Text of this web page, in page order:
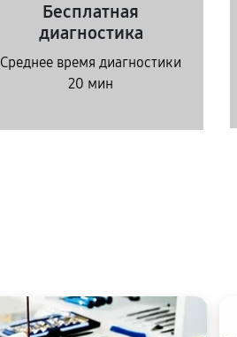
Бесплатная
диагностика
Среднее время диагностики
20 мин